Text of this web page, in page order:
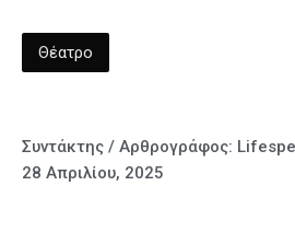
Θέατρο
Συντάκτης / Αρθρογράφος:
28 Απριλίου, 2025